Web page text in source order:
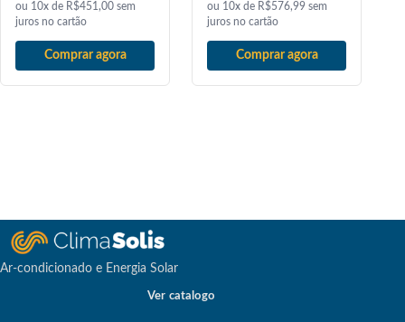
ou 10x de R$451,00 sem
juros no cartão
Comprar agora
ou 10x de R$576,99 sem
juros no cartão
Comprar agora
Ar-condicionado e Energia Solar
Ver catalogo